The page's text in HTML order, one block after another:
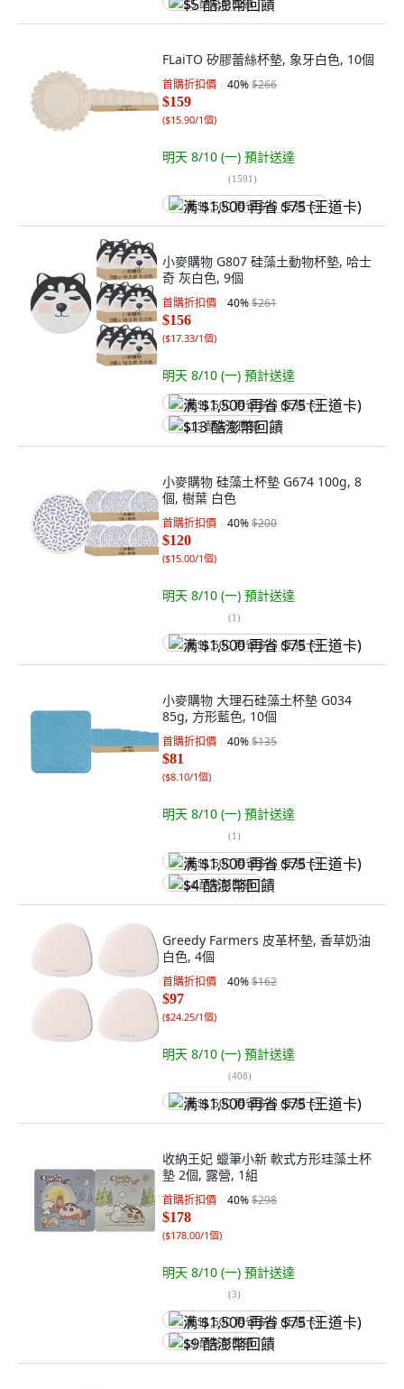
$5 酷澎幣回饋
FLaiTO 矽膠蕾絲杯墊, 象牙白色, 10個
首購折扣價 40%$266
$159
($15.90/1個)
明天 8/10 (一) 預計送達
(1591)
满 $1,500 再省 $75 (王道卡)
小麥購物 G807 硅藻土動物杯墊, 哈士
奇 灰白色, 9個
首購折扣價 40%$261
$156
($17.33/1個)
明天 8/10 (一) 預計送達
满 $1,500 再省 $75 (王道卡)
$13 酷澎幣回饋
小麥購物 硅藻土杯墊 G674 100g, 8
個, 樹葉 白色
首購折扣價 40%$200
$120
($15.00/1個)
明天 8/10 (一) 預計送達
(1)
满 $1,500 再省 $75 (王道卡)
小麥購物 大理石硅藻土杯墊 G034
85g, 方形藍色, 10個
首購折扣價 40%$135
$81
($8.10/1個)
明天 8/10 (一) 預計送達
(1)
满 $1,500 再省 $75 (王道卡)
$4 酷澎幣回饋
Greedy Farmers 皮革杯墊, 香草奶油
白色, 4個
首購折扣價 40%$162
$97
($24.25/1個)
明天 8/10 (一) 預計送達
(408)
满 $1,500 再省 $75 (王道卡)
收納王妃 蠟筆小新 軟式方形珪藻土杯
墊 2個, 露營, 1組
首購折扣價 40%$298
$178
($178.00/1個)
明天 8/10 (一) 預計送達
(3)
满 $1,500 再省 $75 (王道卡)
$9 酷澎幣回饋